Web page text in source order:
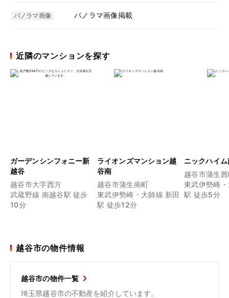
パノラマ画像 パノラマ画像掲載
近隣のマンションを探す
ガーデンシンフォニー新
越谷
越谷市大字西方
武蔵野線 南越谷駅 徒歩
10分
ライオンズマンション越
谷南
越谷市蒲生南町
東武伊勢崎・大師線 新田
駅 徒歩12分
ニックハイ
越谷市蒲生
東武伊勢崎
駅 徒歩5分
越谷市の物件情報
越谷市の物件一覧
埼玉県越谷市の不動産を紹介しています。